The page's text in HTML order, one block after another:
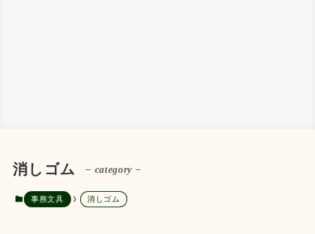
消しゴム – category –
事務文具 消しゴム